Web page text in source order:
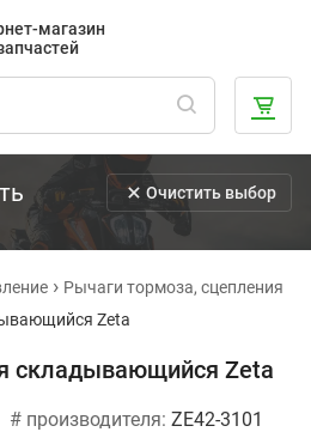
магазин
Очистить выбор
Рычаги тормоза, сцепления
Zeta
складывающийся Zeta
# производителя: ZE42-3101